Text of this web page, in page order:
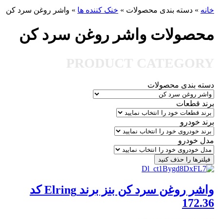
خانه » دسته بندی محصولات » خنک کننده ها » واشر روغن سرد کن
محصولات واشر روغن سرد کن
دسته بندی محصولات
برند قطعات
برند خودرو
مدل خودرو
فیلترها را حذف کنید
واشر روغن سرد کن بنز برند Elring کد
172.36